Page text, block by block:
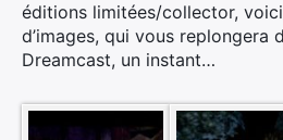
éditions limitées/collector,
d’images, qui vous replongera
Dreamcast, un instant…